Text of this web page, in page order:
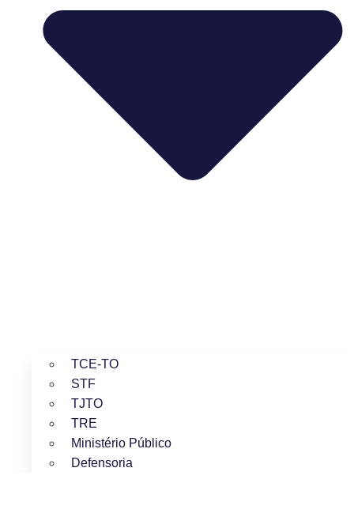
TCE-TO
STF
TJTO
TRE
Ministério Público
Defensoria